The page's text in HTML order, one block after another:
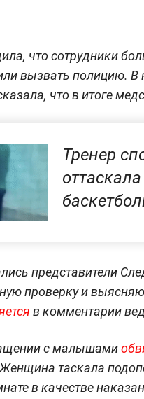
что сотрудники
вызвать полицию.
что в итоге
Тренер
представители
проверку и
в комментарии
с малышами
таскала
в качестве